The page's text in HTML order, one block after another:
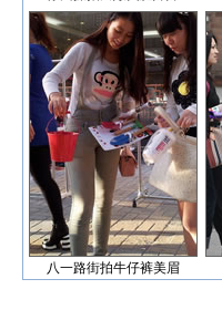
八一路街拍牛仔裤美眉